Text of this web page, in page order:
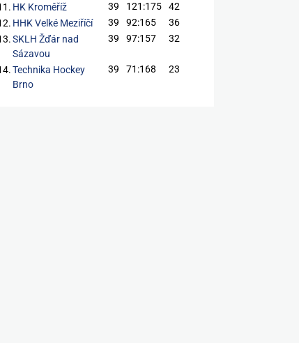
HK Kroměříž 39 121:175
42
HHK Velké Meziříčí 39 92:165
36
SKLH Žďár nad
Sázavou
39 97:157 32
Technika Hockey
Brno
39 71:168 23